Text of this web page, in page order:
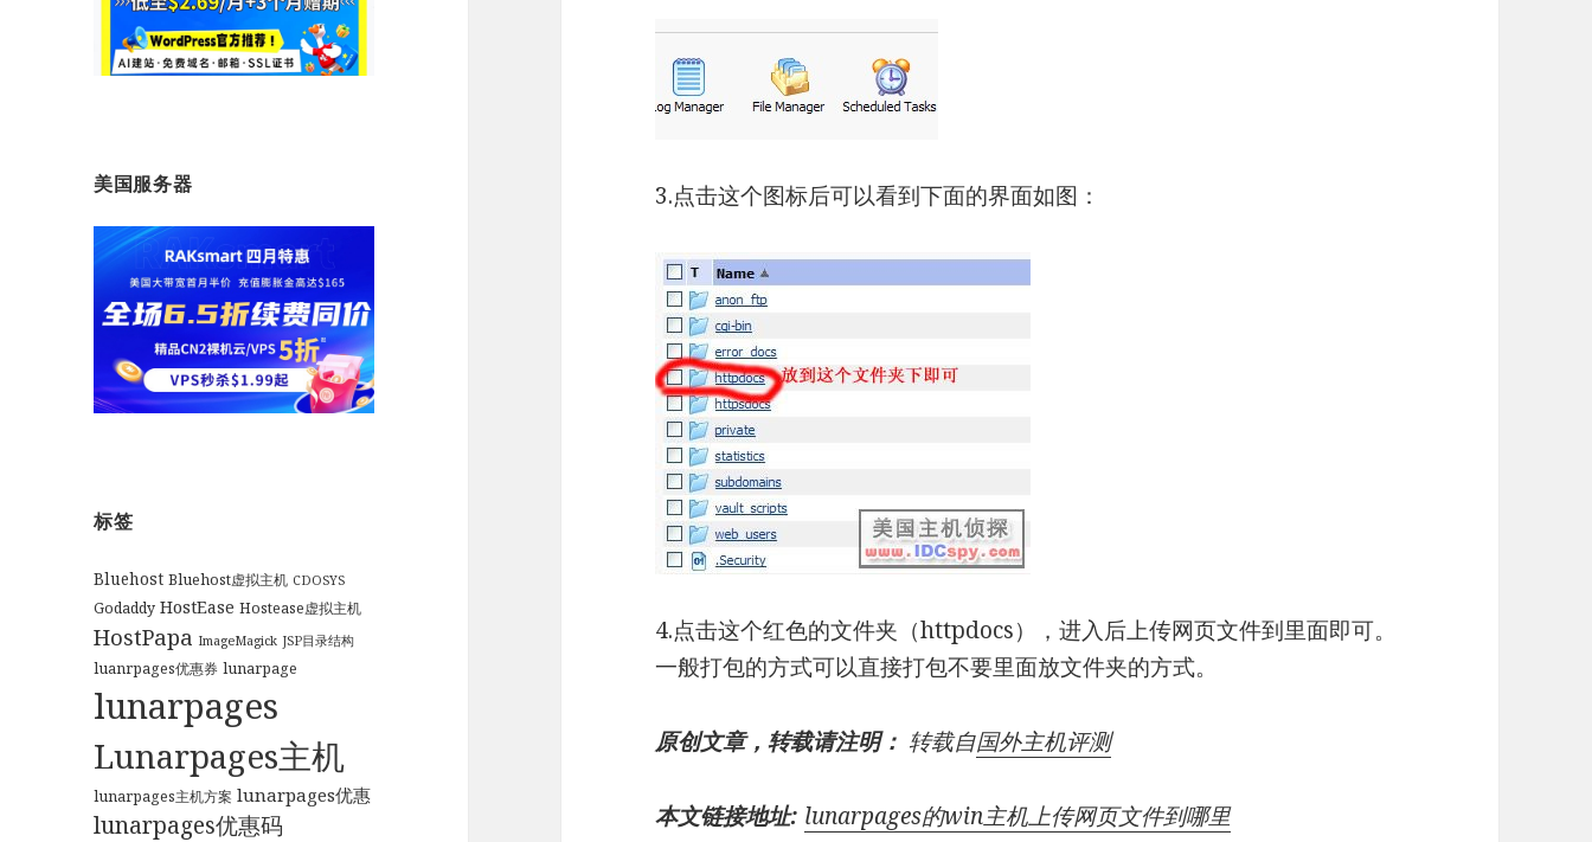
美国服务器
标签
Bluehost Bluehost虚拟主机 CDOSYS
Godaddy HostEase Hostease虚拟主机
HostPapa ImageMagick JSP目录结构
luanrpages优惠券 lunarpage
lunarpages
Lunarpages主机
lunarpages主机方案 lunarpages优惠
lunarpages优惠码
3.点击这个图标后可以看到下面的界面如图：
4.点击这个红色的文件夹（httpdocs），进入后上传网页文件到里面即可。
一般打包的方式可以直接打包不要里面放文件夹的方式。
原创文章，转载请注明： 转载自国外主机评测
本文链接地址: lunarpages的win主机上传网页文件到哪里